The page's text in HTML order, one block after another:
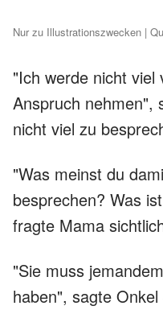
Nur zu Illustrationszwecken |
"Ich werde nicht viel
Anspruch nehmen",
nicht viel zu
"Was meinst du
besprechen? Was
fragte Mama
"Sie muss
haben", sagte